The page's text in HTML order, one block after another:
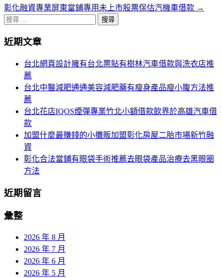
章
頁
彰化融資專業屏東當鋪專用未上市股票保估汽機車借款 →
搜
關
近期文章
台北網頁設計擁有台北票貼有樹林汽車借款與洗衣店推
薦
台北中醫減肥通通美容減肥藥有瘦身產品瘦小腹方法推
薦
台北花店IQOS煙彈專業竹北小額借款飲界於高雄汽車借
款
加盟什麼最賺錢的小攤販加盟彰化房屋二胎市場新竹融
資
彰化合法當鋪有眼袋手術推薦去眼袋產品治療去黑眼圈
方法
近期留言
彙整
2026 年 8 月
2026 年 7 月
2026 年 6 月
2026 年 5 月